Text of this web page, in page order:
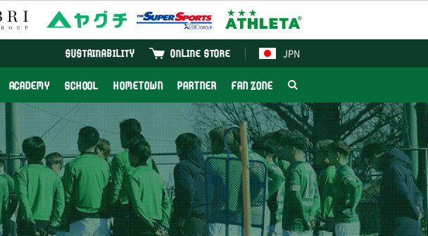
JPN
ONLINE STORE
SUSTAINABILITY
ACADEMY SCHOOL HOMETOWN PARTNER FAN ZONE